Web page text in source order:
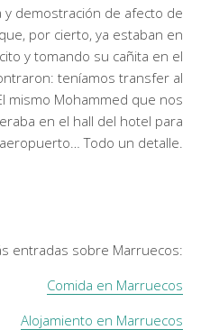
y demostración de afecto de
por cierto, ya estaban en
y tomando su cañita en el
teníamos transfer al
mismo Mohammed que nos
en el hall del hotel para
Todo un detalle.
entradas sobre Marruecos:
Comida en Marruecos
Alojamiento en Marruecos